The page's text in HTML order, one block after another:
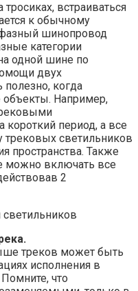
встраиваться
к обычному
шинопровод
категории
одной шине по
двух
когда
объекты. Например,
короткий период, а все
трековых светильников
пространства. Также
можно включать все
2
треков может быть
исполнения в
что